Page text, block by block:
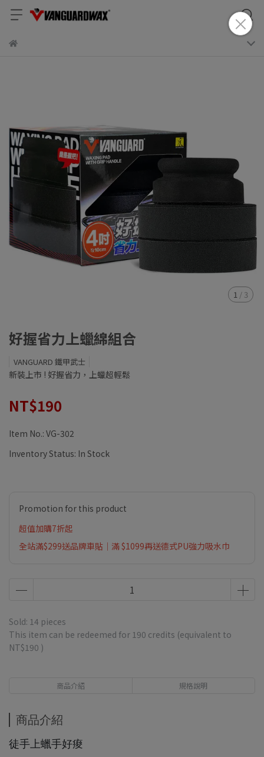
1 / 3
好握省力上蠟綿組合
VANGUARD 鐵甲武士
新裝上市 ! 好握省力，上蠟超輕鬆
NT$190
Item No.: VG-302
Inventory Status: In Stock
Promotion for this product
超值加購7折起
全站滿$299送品牌車貼｜滿 $1099再送德式PU強力吸水巾
Sold: 14 pieces
This item can be redeemed for 190 credits (equivalent to
NT$190 )
商品介紹 規格說明
商品介紹
徒手上蠟手好痠